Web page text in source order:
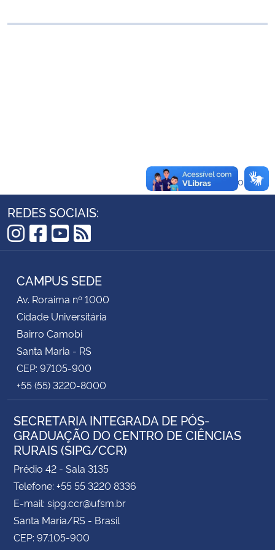
Controladoria-Geral da União
Secretaria-Geral
Secretaria de Governo
Gabinete de Segurança Institucional
Advocacia-Geral da União
Banco Central do Brasil
Planalto
Voltar ao topo
REDES SOCIAIS:
Instagram
Facebook
YouTube
RSS
CAMPUS SEDE
Av. Roraima nº 1000
Cidade Universitária
Bairro Camobi
Santa Maria - RS
CEP: 97105-900
+55 (55) 3220-8000
SECRETARIA INTEGRADA DE PÓS-
GRADUAÇÃO DO CENTRO DE CIÊNCIAS
RURAIS (SIPG/CCR)
Prédio 42 - Sala 3135
Telefone: +55 55 3220 8336
E-mail: sipg.ccr@ufsm.br
Santa Maria/RS - Brasil
CEP: 97.105-900